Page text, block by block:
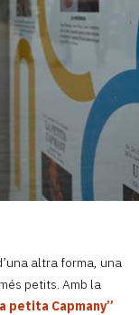
altra forma, una
petits. Amb la
petita Capmany”